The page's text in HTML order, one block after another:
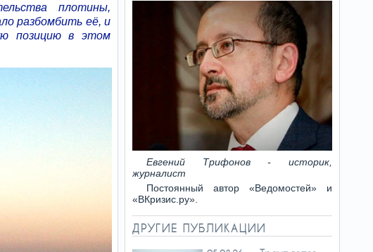
плотины,
разбомбить её, и
позицию в этом
Евгений Трифонов - историк,
журналист
Постоянный автор «Ведомостей» и
«ВКризис.ру».
ДРУГИЕ ПУБЛИКАЦИИ